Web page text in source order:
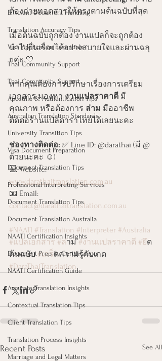
Efficient Document Handling
Translation Accuracy Tips
Visa Application Essentials
Thai Community Support
Thai Community Support
Apostille & Authentication Tips
Australian Translation Standards
University Transition Tips
Visa Document Preparation
Document Translation Tips
Professional Interpreting Services
Document Translation Tips
Document Translation Australia
NAATI Certification Insights
Document Prep & Certification
NAATI Certification Guide
Accurate Translation Insights
Contextual Translation Tips
Client Translation Tips
Translation Process Insights
Marriage and Legal Matters
ต้องถ่ายทอดสารให้ตรงตามต้นฉบับที่สุด
เมื่อต้นฉบับถูกต้อง งานแปลก็จะถูกต้อง
นำไปยื่นเรื่องได้อย่างสบายใจและผ่านฉลุ
ยค่ะ 🤍
หากคุณต้องการปรึกษาเรื่องการเตรียม
เอกสาร มองหา งานแปลราคาดี มี
คุณภาพ หรือต้องการ ล่าม มืออาชีพ
ติดต่อร้านแปลดาราไทยได้เลยนะคะ
ช่องทางติดต่อ: ✅ Line ID: @darathai (มี @
ด้วยนะคะ ☺️)
💻 Website:
www.darathaitranslation.com.au
📧 Email:
contact@darathaitranslation.com.au
#NAATI #Translation #Interpreter #Australia
#แปลเอกสาร #ล่าม #งานแปลราคาด #ยึด
ต้นฉบับ #เกร็ดความรู้กับเกด
#DaraThaiTranslation
Recent Posts See All